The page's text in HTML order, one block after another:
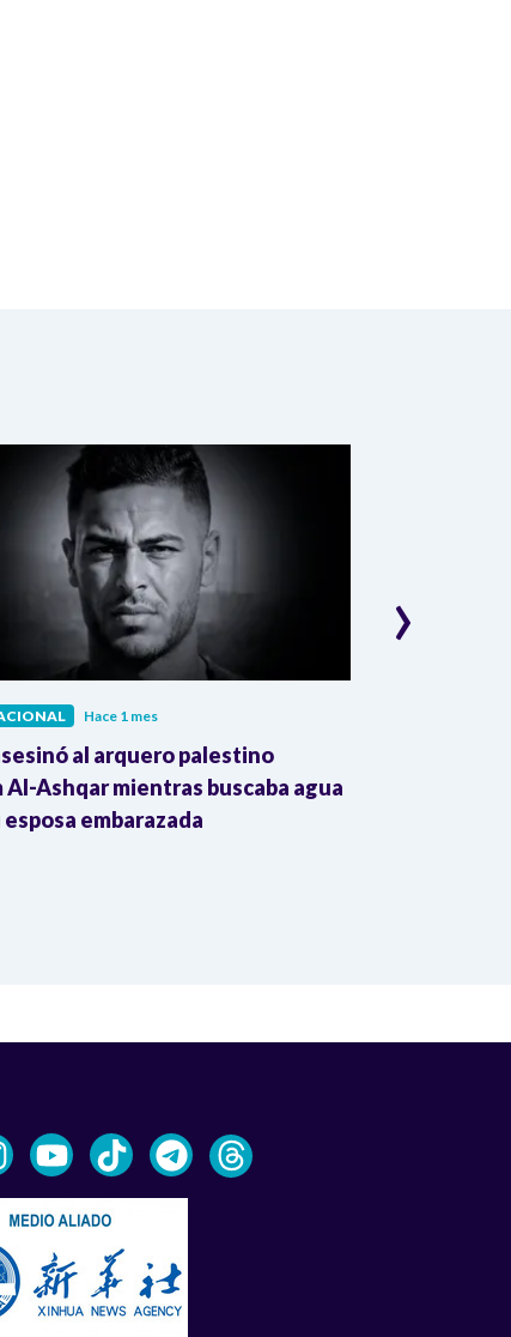
Hace 1 mes
al arquero palestino
Al-Ashqar mientras buscaba agua
esposa embarazada
›